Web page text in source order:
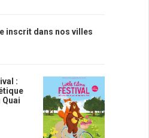
inscrit dans nos villes
: